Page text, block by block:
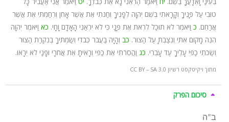
טוּבִי עַל פָּנֶיךָ וְקָרָאתִי בְשֵׁם יְהוָה לְפָנֶיךָ וְחַנֹּתִי אֶת אֲשֶׁר אָחֹן וְרִחַמְתִּי אֶת אֲשֶׁר
אֲרַחֵם. כ וַיֹּאמֶר לֹא תוּכַל לִרְאֹת אֶת פָּנָי כִּי לֹא יִרְאַנִי הָאָדָם וָחָי. כא וַיֹּאמֶר יְהוָה
הִנֵּה מָקוֹם אִתִּי וְנִצַּבְתָּ עַל הַצּוּר. כב וְהָיָה בַּעֲבֹר כְּבֹדִי וְשַׂמְתִּיךָ בְּנִקְרַת הַצּוּר
וְשַׂכֹּתִי כַפִּי עָלֶיךָ עַד עָבְרִי. כג וַהֲסִרֹתִי אֶת כַּפִּי וְרָאִיתָ אֶת אֲחֹרָי וּפָנַי לֹא יֵרָאוּ.
מתוך ויקיטקסט רשיון CC BY – SA 3.0
סיכום הפרק
ב”ה